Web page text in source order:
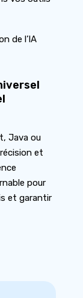
de l’IA
Java ou
et
pour
et garantir